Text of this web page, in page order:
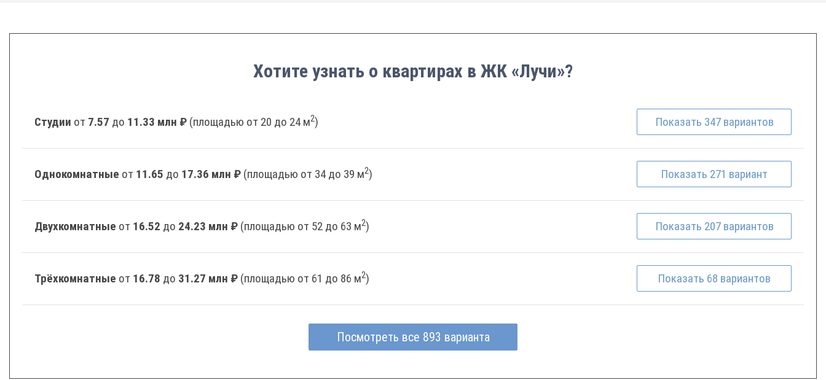
Хотите узнать о квартирах в ЖК «Лучи»?
Студии от 7.57 до 11.33 млн ₽ (площадью от 20 до 24 м2) Показать 347 вариантов
Однокомнатные от 11.65 до 17.36 млн ₽ (площадью от 34 до 39 м2) Показать 271 вариант
Двухкомнатные от 16.52 до 24.23 млн ₽ (площадью от 52 до 63 м2) Показать 207 вариантов
Трёхкомнатные от 16.78 до 31.27 млн ₽ (площадью от 61 до 86 м2) Показать 68 вариантов
Посмотреть все 893 варианта